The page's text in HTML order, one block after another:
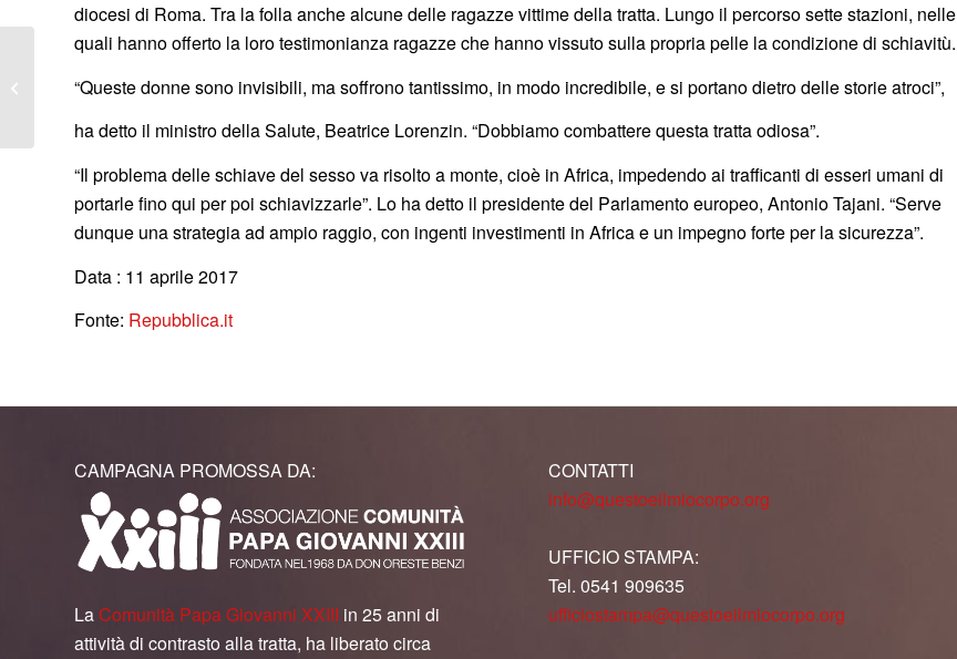
diocesi di Roma. Tra la folla anche alcune delle ragazze vittime della tratta. Lungo il percorso sette stazioni, nelle
quali hanno offerto la loro testimonianza ragazze che hanno vissuto sulla propria pelle la condizione di schiavitù.
“Queste donne sono invisibili, ma soffrono tantissimo, in modo incredibile, e si portano dietro delle storie atroci”,
ha detto il ministro della Salute, Beatrice Lorenzin. “Dobbiamo combattere questa tratta odiosa”.
“Il problema delle schiave del sesso va risolto a monte, cioè in Africa, impedendo ai trafficanti di esseri umani di
portarle fino qui per poi schiavizzarle”. Lo ha detto il presidente del Parlamento europeo, Antonio Tajani. “Serve
dunque una strategia ad ampio raggio, con ingenti investimenti in Africa e un impegno forte per la sicurezza”.
Data : 11 aprile 2017
Fonte: Repubblica.it
CAMPAGNA PROMOSSA DA:
LaComunità Papa Giovanni XXIII in 25 anni di
attività di contrasto alla tratta, ha liberato circa
CONTATTI
info@questoeilmiocorpo.org
UFFICIO STAMPA:
Tel. 0541 909635
ufficiostampa@questoeilmiocorpo.org
PROSTITUZIONE, A
VISERBA 10.000
EURO PER RAGAZZA
E CLIENTE